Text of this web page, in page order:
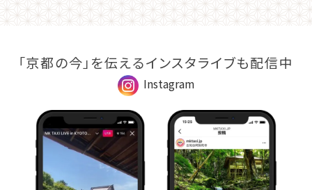
「京都の今」を伝えるインスタライブも配信中
Instagram